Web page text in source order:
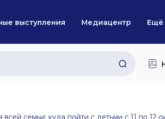
выступления Медиацентр Ещё
всей семьи: куда пойти с детьми с 11 по 12